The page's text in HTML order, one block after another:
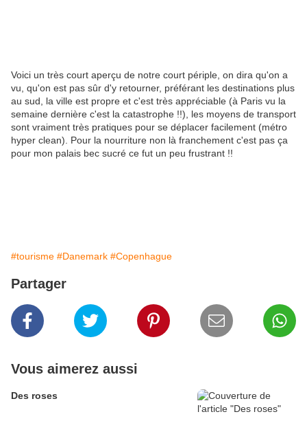
Voici un très court aperçu de notre court périple, on dira qu'on a
vu, qu'on est pas sûr d'y retourner, préférant les destinations plus
au sud, la ville est propre et c'est très appréciable (à Paris vu la
semaine dernière c'est la catastrophe !!), les moyens de transport
sont vraiment très pratiques pour se déplacer facilement (métro
hyper clean). Pour la nourriture non là franchement c'est pas ça
pour mon palais bec sucré ce fut un peu frustrant !!
#tourisme #Danemark #Copenhague
Partager
Vous aimerez aussi
Des roses